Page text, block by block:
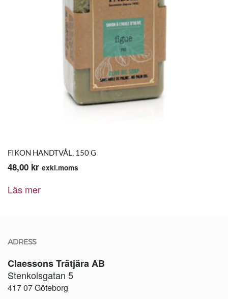
FIKON HANDTVÅL, 150 G
48,00 kr exkl.moms
Läs mer
ADRESS
Claessons Trätjära AB
Stenkolsgatan 5
417 07 Göteborg